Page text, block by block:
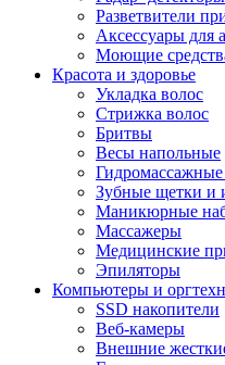
Разветвители
Аксессуары для
Моющие
Красота и здоровье
Укладка волос
Стрижка волос
Бритвы
Весы напольные
Зубные щетки и
Маникюрные
Массажеры
Медицинские
Эпиляторы
Компьютеры и
SSD накопители
Веб-камеры
Внешние